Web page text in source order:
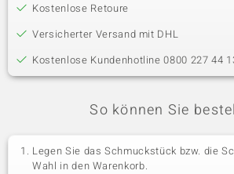
Kostenlose Retoure
Versicherter Versand mit DHL
Kostenlose Kundenhotline 0800 227 44
So können Sie
Legen Sie das Schmuckstück bzw. die
Wahl in den Warenkorb.